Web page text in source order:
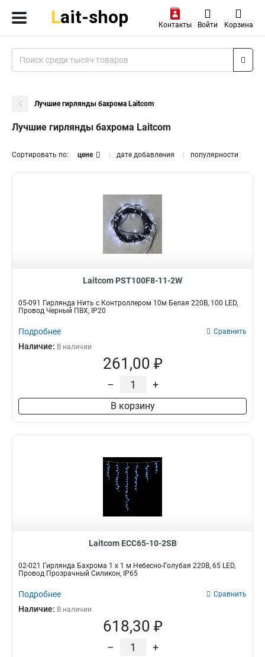
Контакты Войти Корзина
Лучшие гирлянды бахрома Laitcom
Лучшие гирлянды бахрома Laitcom
Сортировать по: цене дате добавления популярности
Laitcom PST100F8-11-2W
05-091 Гирлянда Нить с Контроллером 10м Белая 220В, 100 LED,
Провод Черный ПВХ, IP20
Подробнее Сравнить
Наличие: В наличии
261,00 ₽
– +
В корзину
Laitcom ECC65-10-2SB
02-021 Гирлянда Бахрома 1 x 1 м Небесно-Голубая 220В, 65 LED,
Провод Прозрачный Силикон, IP65
Подробнее Сравнить
Наличие: В наличии
618,30 ₽
– +